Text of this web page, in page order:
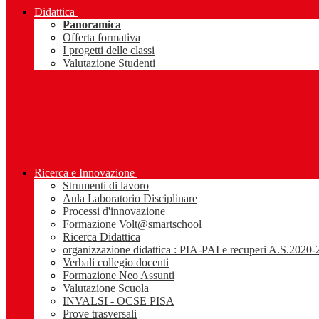
Didattica
Panoramica
Offerta formativa
I progetti delle classi
Valutazione Studenti
Ricerca e Innovazione
Strumenti di lavoro
Aula Laboratorio Disciplinare
Processi d'innovazione
Formazione Volt@smartschool
Ricerca Didattica
organizzazione didattica : PIA-PAI e recuperi A.S.2020-
Verbali collegio docenti
Formazione Neo Assunti
Valutazione Scuola
INVALSI - OCSE PISA
Prove trasversali